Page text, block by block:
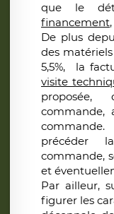
que le
financement
De plus
des
5,5%, la
visite
précéder
commande,
et
Par ailleur,
figurer les